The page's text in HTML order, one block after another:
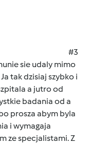
#3
sie udaly mimo
Ja tak dzisiaj szybko i
a jutro od
badania od a
prosza abym byla
i wymagaja
ze specjalistami. Z